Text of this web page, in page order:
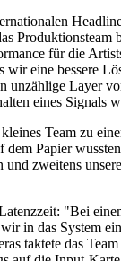
Produktionsteam
für die
wir eine bessere
unzählige Layer
eines Signals
Team zu
dem Papier
und zweitens
"Bei
in das System
taktete das